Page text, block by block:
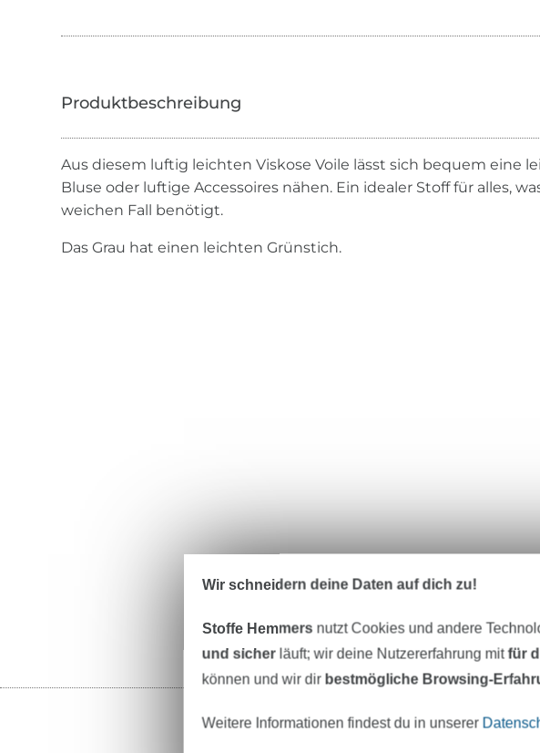
Aus diesem luftig leichten Viskose Voile lässt sich bequem eine
Bluse oder luftige Accessoires nähen. Ein idealer Stoff für alles,
weichen Fall benötigt.
Das Grau hat einen leichten Grünstich.
Unser
Wir schneidern deine Daten auf dich zu!
Stoffe Hemmers nutzt Cookies und andere
und sicherläuft; wir deine Nutzererfahrung mitfür
können und wir dir bestmögliche Browsing-
Weitere Informationen findest du in unserer